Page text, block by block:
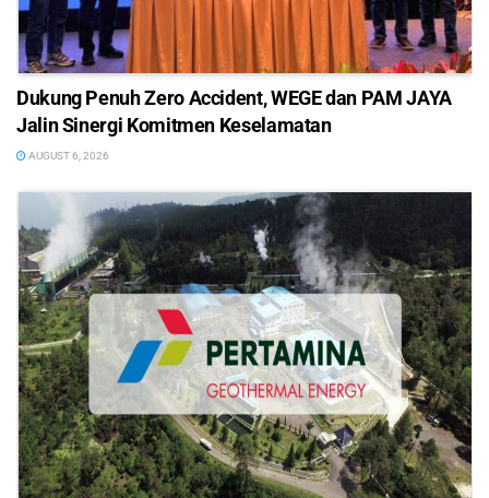
Dukung Penuh Zero Accident, WEGE dan PAM JAYA
Jalin Sinergi Komitmen Keselamatan
AUGUST 6, 2026